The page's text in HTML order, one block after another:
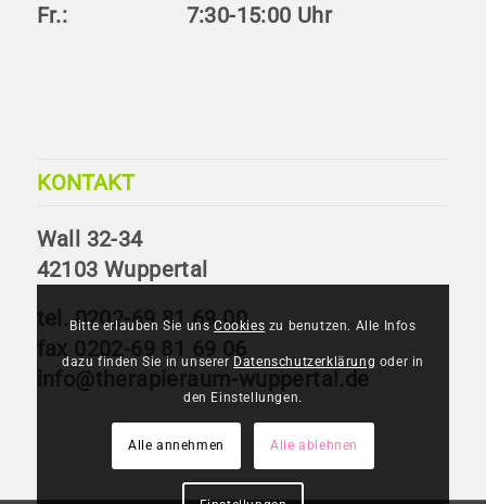
Fr.:
7:30-15:00 Uhr
KONTAKT
Wall 32-34
42103 Wuppertal
tel. 0202-69 81 69 00
fax 0202-69 81 69 06
info@therapieraum-wuppertal.de
Bitte erlauben Sie unsCookies zu benutzen. Alle Infos
dazu finden Sie in unserer Datenschutzerklärung oder in
den Einstellungen.
Alle annehmen Alle ablehnen